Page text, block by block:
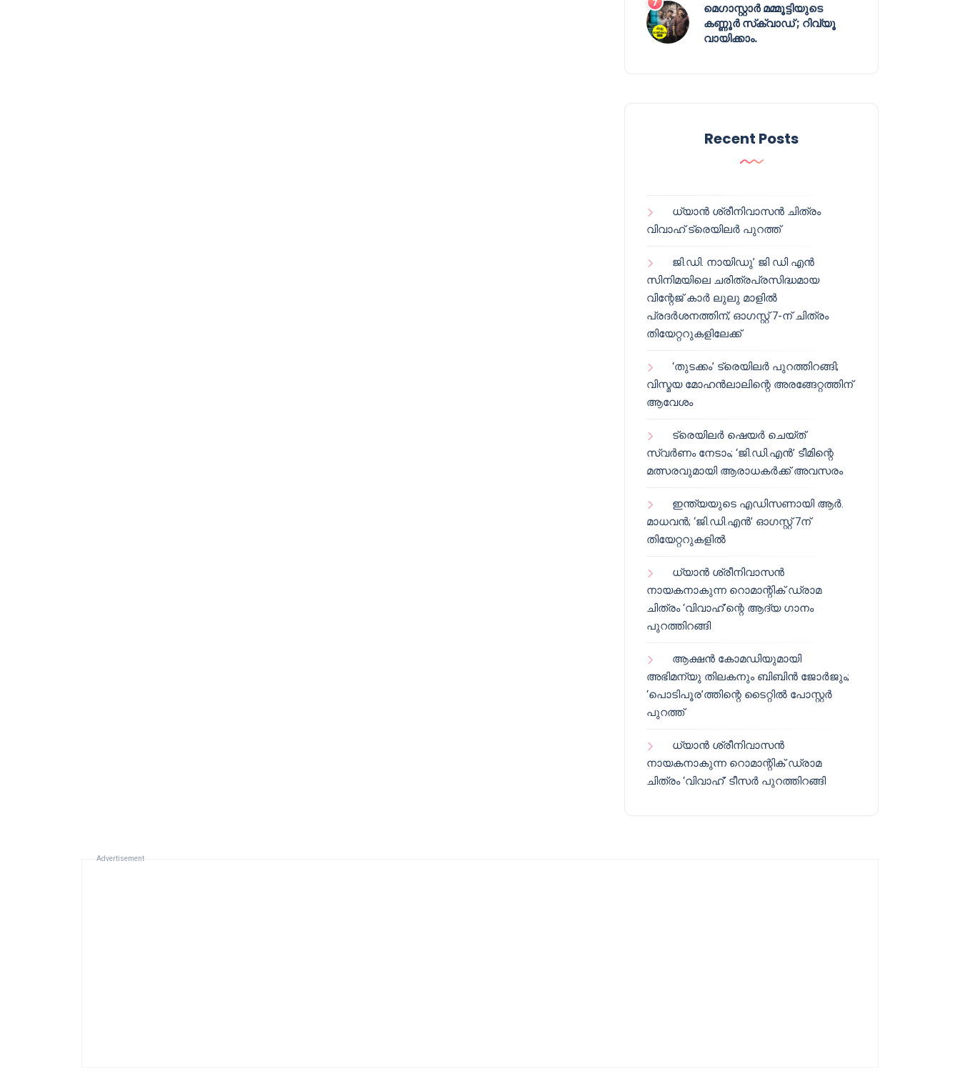
മെഗാസ്റ്റാർ മമ്മൂട്ടിയുടെ
കണ്ണൂർ സ്‌ക്വാഡ് ; റിവ്യൂ
വായിക്കാം.
Recent Posts
ധ്യാൻ ശ്രീനിവാസൻ ചിത്രം
വിവാഹ് ട്രെയിലർ പുറത്ത്
ജി.ഡി. നായിഡു’ ജി ഡി എൻ
സിനിമയിലെ ചരിത്രപ്രസിദ്ധമായ
വിന്റേജ് കാർ ലുലു മാളിൽ
പ്രദർശനത്തിന്; ഓഗസ്റ്റ് 7-ന് ചിത്രം
തിയേറ്ററുകളിലേക്ക്
‘തുടക്കം’ ട്രെയിലർ പുറത്തിറങ്ങി;
വിസ്മയ മോഹൻലാലിന്റെ അരങ്ങേറ്റത്തിന്
ആവേശം
ട്രെയിലർ ഷെയർ ചെയ്‌ത്
സ്വർണം നേടാം; ‘ജി.ഡി.എൻ’ ടീമിന്റെ
മത്സരവുമായി ആരാധകർക്ക് അവസരം
ഇന്ത്യയുടെ എഡിസണായി ആർ.
മാധവൻ; ‘ജി.ഡി.എൻ’ ഓഗസ്റ്റ് 7ന്
തിയേറ്ററുകളിൽ
ധ്യാൻ ശ്രീനിവാസൻ
നായകനാകുന്ന റൊമാന്റിക് ഡ്രാമ
ചിത്രം ‘വിവാഹ്’ന്റെ ആദ്യ ഗാനം
പുറത്തിറങ്ങി
ആക്ഷൻ കോമഡിയുമായി
അഭിമന്യു തിലകനും ബിബിൻ ജോർജും;
‘പൊടിപൂര’ത്തിന്റെ ടൈറ്റിൽ പോസ്റ്റർ
പുറത്ത്
ധ്യാൻ ശ്രീനിവാസൻ
നായകനാകുന്ന റൊമാന്റിക് ഡ്രാമ
ചിത്രം ‘വിവാഹ്’ ടീസർ പുറത്തിറങ്ങി
Advertisement